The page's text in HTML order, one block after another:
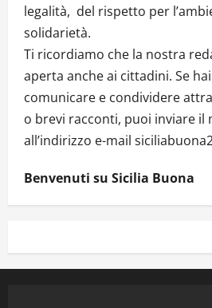
legalità, del rispetto per
solidarietà.
Ti ricordiamo che la nostra
aperta anche ai cittadini. Se
comunicare e condividere
o brevi racconti, puoi inviare il
all’indirizzo e-mail
Benvenuti su Sicilia Buona